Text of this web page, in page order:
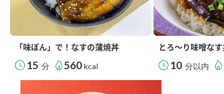
「味ぽん」で！なすの蒲焼丼
15 分 560 kcal
とろ～り味噌な
10 分以内